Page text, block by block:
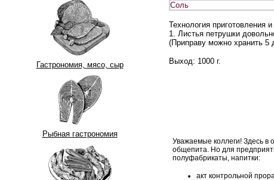
Гастрономия, мясо, сыр
Рыбная гастрономия
Соль
Технология приготовления
1. Листья петрушки
(Приправу можно хранить 5
Выход: 1000 г.
Уважаемые коллеги! Здесь в
общепита. Но для
полуфабрикаты, напитки:
акт контрольной